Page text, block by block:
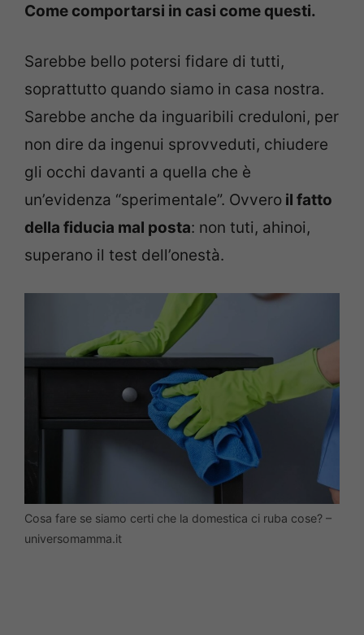
Come comportarsi in casi come questi.
Sarebbe bello potersi fidare di tutti,
soprattutto quando siamo in casa nostra.
Sarebbe anche da inguaribili creduloni, per
non dire da ingenui sprovveduti, chiudere
gli occhi davanti a quella che è
un’evidenza “sperimentale”. Ovvero il fatto
della fiducia mal posta: non tuti, ahinoi,
superano il test dell’onestà.
Cosa fare se siamo certi che la domestica ci ruba cose? –
universomamma.it